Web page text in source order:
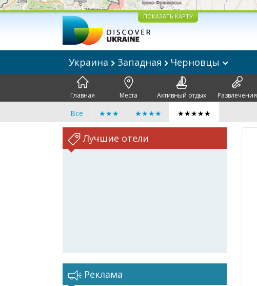
ПОКАЗАТЬ КАРТУ
Украина Западная Черновцы
Главная Места Активный отдых Развлечения
Все ★★★ ★★★★ ★★★★★
Лучшие отели
Реклама